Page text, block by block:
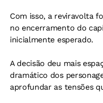
Com isso, a reviravolta
no encerramento do
inicialmente esperado.
A decisão deu mais
dramático dos
aprofundar as tensões